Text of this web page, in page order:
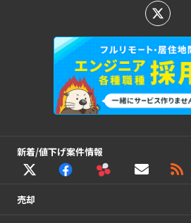
新着/値下げ案件情報
売却